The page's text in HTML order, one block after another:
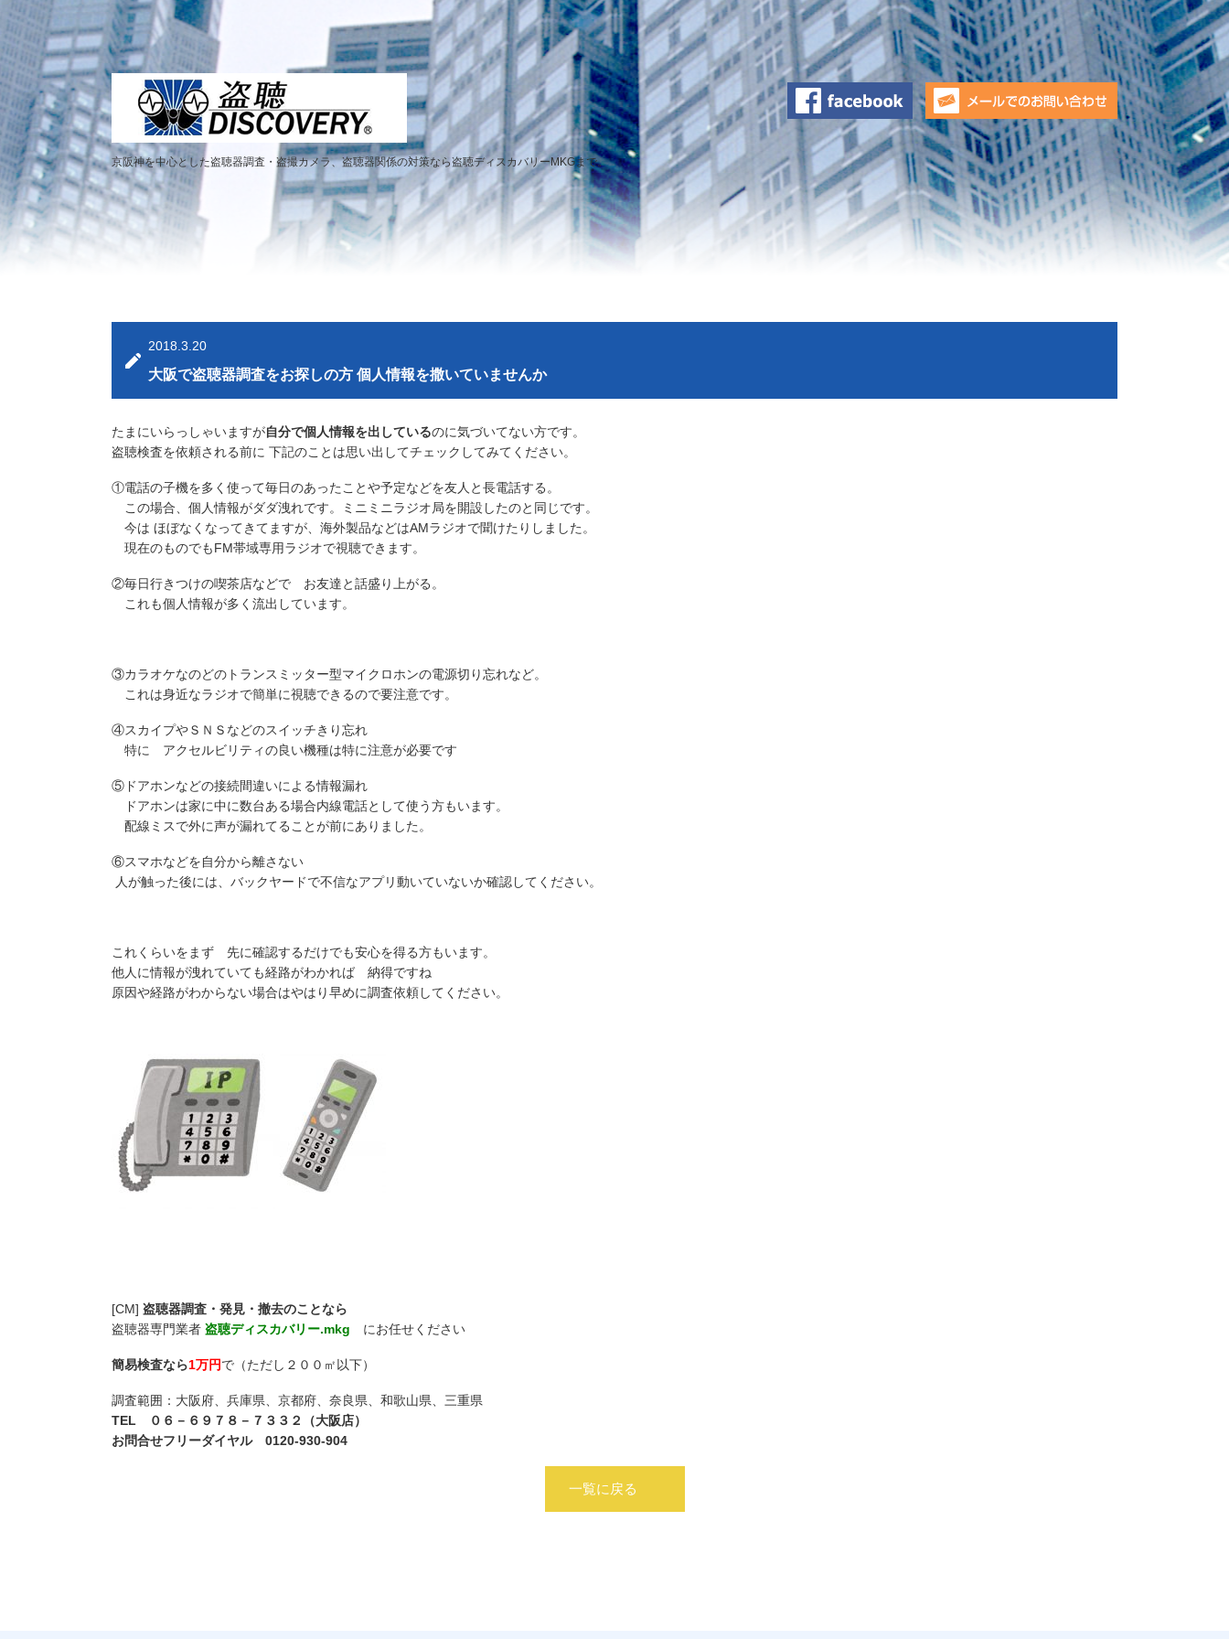
京阪神を中心とした盗聴器調査・盗撮カメラ、盗聴器関係の対策なら盗聴ディスカバリーMKGまで。
2018.3.20
大阪で盗聴器調査をお探しの方 個人情報を撒いていませんか
たまにいらっしゃいますが自分で個人情報を出しているのに気づいてない方です。
盗聴検査を依頼される前に 下記のことは思い出してチェックしてみてください。
①電話の子機を多く使って毎日のあったことや予定などを友人と長電話する。
この場合、個人情報がダダ洩れです。ミニミニラジオ局を開設したのと同じです。
今は ほぼなくなってきてますが、海外製品などはAMラジオで聞けたりしました。
現在のものでもFM帯域専用ラジオで視聴できます。
②毎日行きつけの喫茶店などで お友達と話盛り上がる。
これも個人情報が多く流出しています。
③カラオケなのどのトランスミッター型マイクロホンの電源切り忘れなど。
これは身近なラジオで簡単に視聴できるので要注意です。
④スカイプやＳＮＳなどのスイッチきり忘れ
特に アクセルビリティの良い機種は特に注意が必要です
⑤ドアホンなどの接続間違いによる情報漏れ
ドアホンは家に中に数台ある場合内線電話として使う方もいます。
配線ミスで外に声が漏れてることが前にありました。
⑥スマホなどを自分から離さない
人が触った後には、バックヤードで不信なアプリ動いていないか確認してください。
これくらいをまず 先に確認するだけでも安心を得る方もいます。
他人に情報が洩れていても経路がわかれば 納得ですね
原因や経路がわからない場合はやはり早めに調査依頼してください。
[CM] 盗聴器調査・発見・撤去のことなら
盗聴器専門業者 盗聴ディスカバリー.mkg にお任せください
簡易検査なら1万円で（ただし２００㎡以下）
調査範囲：大阪府、兵庫県、京都府、奈良県、和歌山県、三重県
TEL ０６－６９７８－７３３２（大阪店）
お問合せフリーダイヤル 0120-930-904
一覧に戻る